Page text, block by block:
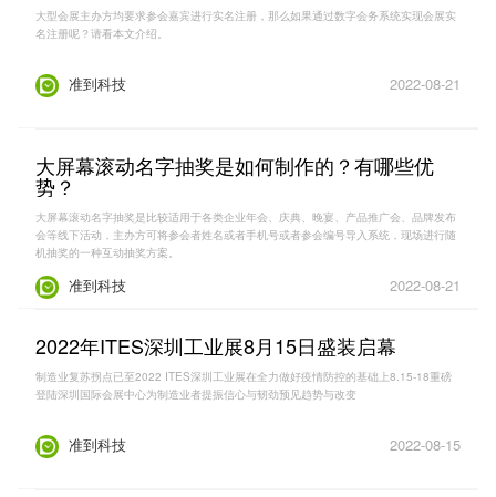
大型会展主办方均要求参会嘉宾进行实名注册，那么如果通过数字会务系统实现会展实
名注册呢？请看本文介绍。
准到科技 2022-08-21
大屏幕滚动名字抽奖是如何制作的？有哪些优
势？
大屏幕滚动名字抽奖是比较适用于各类企业年会、庆典、晚宴、产品推广会、品牌发布
会等线下活动，主办方可将参会者姓名或者手机号或者参会编号导入系统，现场进行随
机抽奖的一种互动抽奖方案。
准到科技 2022-08-21
2022年ITES深圳工业展8月15日盛装启幕
制造业复苏拐点已至2022 ITES深圳工业展在全力做好疫情防控的基础上8.15-18重磅
登陆深圳国际会展中心为制造业者提振信心与韧劲预见趋势与改变
准到科技 2022-08-15